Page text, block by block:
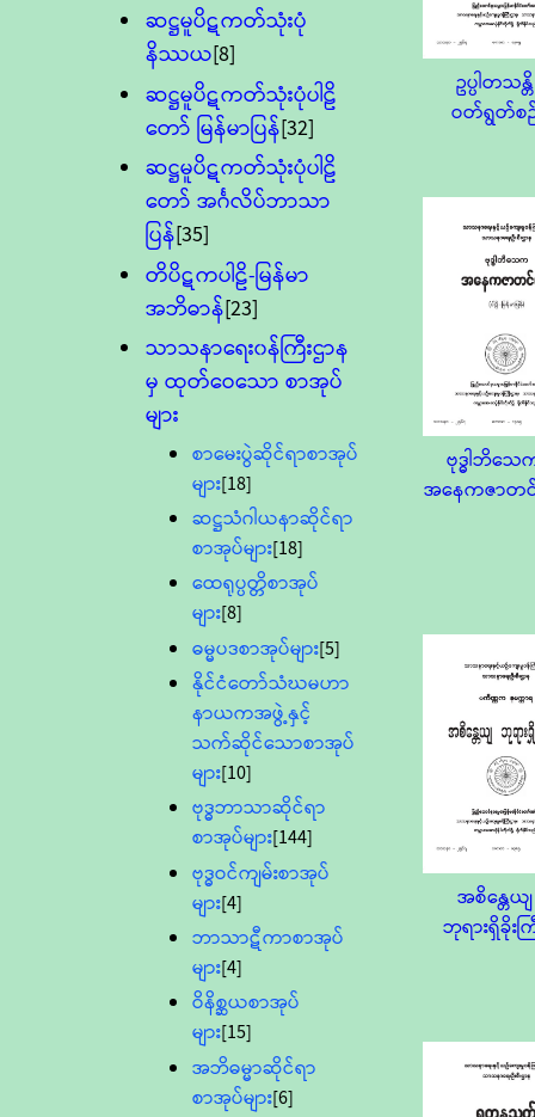
ဆဋ္ဌမူပိဋကတ်သုံးပုံ
နိဿယ[8]
ဆဋ္ဌမူပိဋကတ်သုံးပုံပါဠိ
တော် မြန်မာပြန်[32]
ဆဋ္ဌမူပိဋကတ်သုံးပုံပါဠိ
တော် အင်္ဂလိပ်ဘာသာ
ပြန်[35]
တိပိဋကပါဠိ-မြန်မာ
အဘိဓာန်[23]
သာသနာရေး၀န်ကြီးဌာန
မှ ထုတ်ဝေသော စာအုပ်
များ
စာမေးပွဲဆိုင်ရာစာအုပ်
များ[18]
ဆဋ္ဌသံဂါယနာဆိုင်ရာ
စာအုပ်များ[18]
ထေရုပ္ပတ္တိစာအုပ်
များ[8]
ဓမ္မပဒစာအုပ်များ[5]
နိုင်ငံတော်သံဃမဟာ
နာယကအဖွဲ့နှင့်
သက်ဆိုင်သောစာအုပ်
များ[10]
ဗုဒ္ဓဘာသာဆိုင်ရာ
စာအုပ်များ[144]
ဗုဒ္ဓဝင်ကျမ်းစာအုပ်
များ[4]
ဘာသာဋီကာစာအုပ်
များ[4]
ဝိနိစ္ဆယစာအုပ်
များ[15]
အဘိဓမ္မာဆိုင်ရာ
စာအုပ်များ[6]
ဥပ္ပါတသန္တိ
ဝတ်ရွတ်စ
ဗုဒ္ဓါဘိသ
အနေကဇာတင်
အစိန္တေယျ
ဘုရားရှိခိုးက